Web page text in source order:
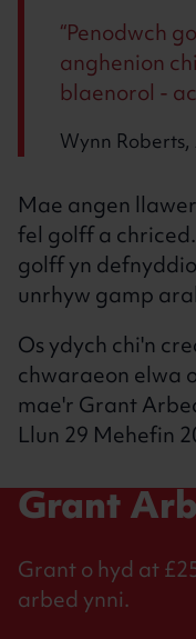
“Penodwch
anghenion
blaenorol -
Wynn
Mae angen
fel golff a
golff yn
unrhyw gamp
Os ydych chi'n
chwaraeon elwa
mae'r Grant
Llun 29 Mehefin
Grant
Grant o hyd at
arbed ynni.